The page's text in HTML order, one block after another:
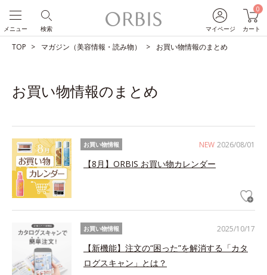
マイページ
0
カート
検索
メニュー
TOP マガジン（美容情報・読み物） お買い物情報のまとめ
お買い物情報のまとめ
NEW 2026/08/01
お買い物情報
【8月】ORBIS お買い物カレンダー
2025/10/17
お買い物情報
【新機能】注文の“困った”を解消する「カタ
ログスキャン」とは？